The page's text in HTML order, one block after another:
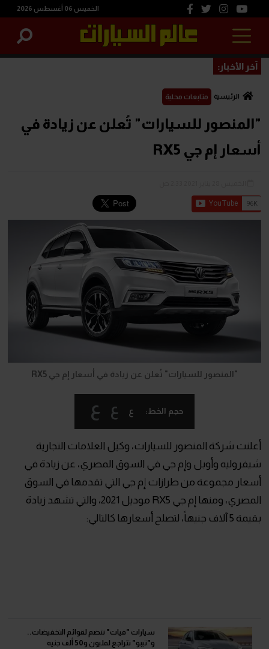
الخميس 06 أغسطس 2026
آخر الأخبار:
الرئيسية متابعات محلية
"المنصور للسيارات" تُعلن عن زيادة في
أسعار إم جي RX5
"المنصور للسيارات" تُعلن عن زيادة في أسعار إم جي RX5
حجم الخط: ع ع ع
أعلنت شركة المنصور للسيارات، وكيل العلامات التجارية
شيفروليه وأوبل وإم جي في السوق المصري، عن زيادة في
أسعار مجموعة من طرازات إم جي التي تقدمها في السوق
المصري، ومنها إم جي RX5 موديل 2021، والتي تشهد زيادة
بقيمة 5 آلاف جنيهاً، لتصلح أسعارها كالتالي:
سيارات "فيات" تنضم لقوائم التخفيضات..
و"تيبو" تتراجع لمليون و50 ألف جنيه